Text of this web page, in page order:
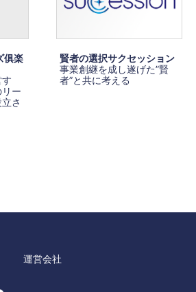
俱楽
す
ー
さ
賢者の選択サクセッション
事業創継を成し遂げた”賢
者”と共に考える
運営会社